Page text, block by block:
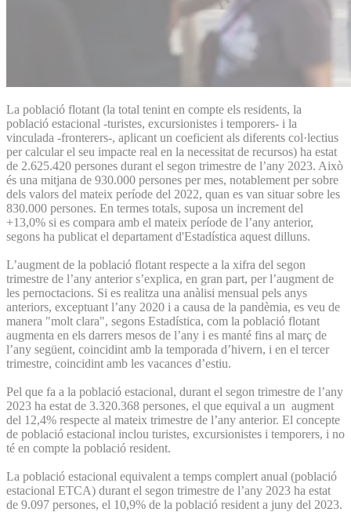
La població flotant (la total tenint en compte els residents, la
població estacional -turistes, excursionistes i temporers- i la
vinculada -fronterers-, aplicant un coeficient als diferents col·lectius
per calcular el seu impacte real en la necessitat de recursos) ha estat
de 2.625.420 persones durant el segon trimestre de l’any 2023. Això
és una mitjana de 930.000 persones per mes, notablement per sobre
dels valors del mateix període del 2022, quan es van situar sobre les
830.000 persones. En termes totals, suposa un increment del
+13,0% si es compara amb el mateix període de l’any anterior,
segons ha publicat el departament d'Estadística aquest dilluns.
L’augment de la població flotant respecte a la xifra del segon
trimestre de l’any anterior s’explica, en gran part, per l’augment de
les pernoctacions. Si es realitza una anàlisi mensual pels anys
anteriors, exceptuant l’any 2020 i a causa de la pandèmia, es veu de
manera "molt clara", segons Estadística, com la població flotant
augmenta en els darrers mesos de l’any i es manté fins al març de
l’any següent, coincidint amb la temporada d’hivern, i en el tercer
trimestre, coincidint amb les vacances d’estiu.
Pel que fa a la població estacional, durant el segon trimestre de l’any
2023 ha estat de 3.320.368 persones, el que equival a un augment
del 12,4% respecte al mateix trimestre de l’any anterior. El concepte
de població estacional inclou turistes, excursionistes i temporers, i no
té en compte la població resident.
La població estacional equivalent a temps complert anual (població
estacional ETCA) durant el segon trimestre de l’any 2023 ha estat
de 9.097 persones, el 10,9% de la població resident a juny del 2023.